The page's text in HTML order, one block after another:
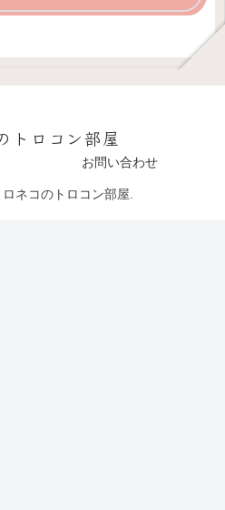
トロコン部屋
お問い合わせ
ネコのトロコン部屋.